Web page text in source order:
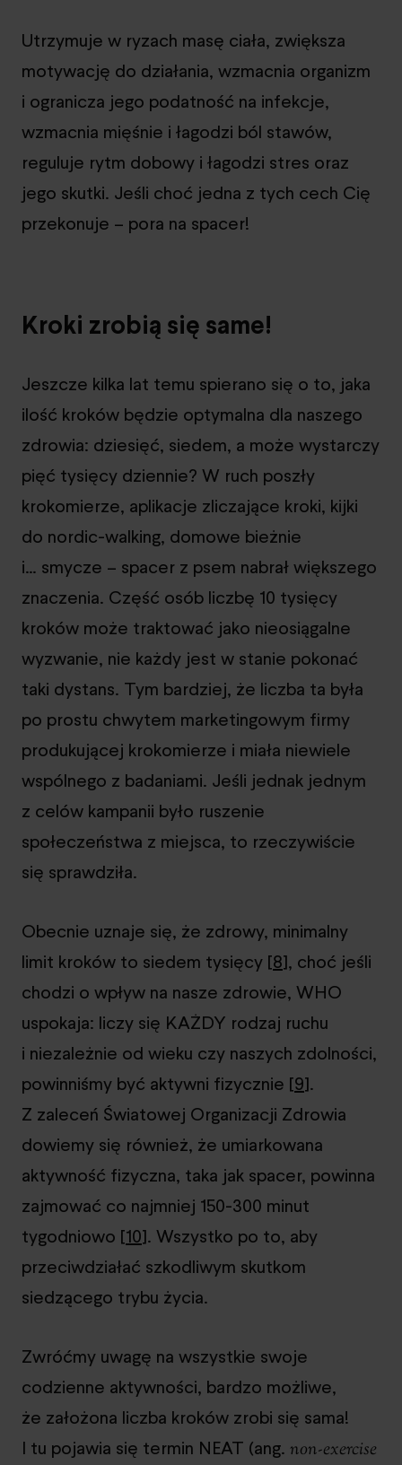
Utrzymuje w ryzach masę ciała, zwiększa
motywację do działania, wzmacnia organizm
i ogranicza jego podatność na infekcje,
wzmacnia mięśnie i łagodzi ból stawów,
reguluje rytm dobowy i łagodzi stres oraz
jego skutki. Jeśli choć jedna z tych cech Cię
przekonuje – pora na spacer!
Kroki zrobią się same!
Jeszcze kilka lat temu spierano się o to, jaka
ilość kroków będzie optymalna dla naszego
zdrowia: dziesięć, siedem, a może wystarczy
pięć tysięcy dziennie? W ruch poszły
krokomierze, aplikacje zliczające kroki, kijki
do nordic-walking, domowe bieżnie
i… smycze – spacer z psem nabrał większego
znaczenia. Część osób liczbę 10 tysięcy
kroków może traktować jako nieosiągalne
wyzwanie, nie każdy jest w stanie pokonać
taki dystans. Tym bardziej, że liczba ta była
po prostu chwytem marketingowym firmy
produkującej krokomierze i miała niewiele
wspólnego z badaniami. Jeśli jednak jednym
z celów kampanii było ruszenie
społeczeństwa z miejsca, to rzeczywiście
się sprawdziła.
Obecnie uznaje się, że zdrowy, minimalny
limit kroków to siedem tysięcy [8], choć jeśli
chodzi o wpływ na nasze zdrowie, WHO
uspokaja: liczy się KAŻDY rodzaj ruchu
i niezależnie od wieku czy naszych zdolności,
powinniśmy być aktywni fizycznie [9].
Z zaleceń Światowej Organizacji Zdrowia
dowiemy się również, że umiarkowana
aktywność fizyczna, taka jak spacer, powinna
zajmować co najmniej 150-300 minut
tygodniowo [10]. Wszystko po to, aby
przeciwdziałać szkodliwym skutkom
siedzącego trybu życia.
Zwróćmy uwagę na wszystkie swoje
codzienne aktywności, bardzo możliwe,
że założona liczba kroków zrobi się sama!
I tu pojawia się termin NEAT (ang. non-exercise